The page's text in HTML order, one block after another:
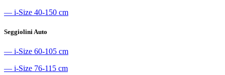
― i-Size 40-150 cm
Seggiolini Auto
― i-Size 60-105 cm
― i-Size 76-115 cm